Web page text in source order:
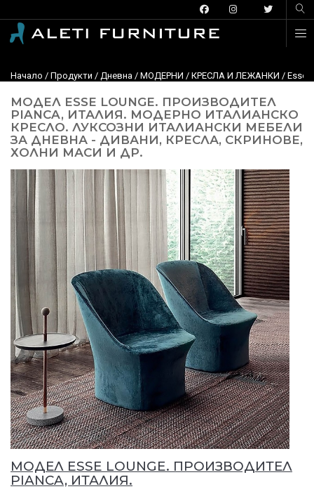
Начало / Продукти / Дневна / МОДЕРНИ / КРЕСЛА И ЛЕЖАНКИ / Esse
МОДЕЛ ESSE LOUNGE. ПРОИЗВОДИТЕЛ
PIANCA, ИТАЛИЯ. МОДЕРНО ИТАЛИАНСКО
КРЕСЛО. ЛУКСОЗНИ ИТАЛИАНСКИ МЕБЕЛИ
ЗА ДНЕВНА - ДИВАНИ, КРЕСЛА, СКРИНОВЕ,
ХОЛНИ МАСИ И ДР.
МОДЕЛ ESSE LOUNGE. ПРОИЗВОДИТЕЛ
PIANCA, ИТАЛИЯ.